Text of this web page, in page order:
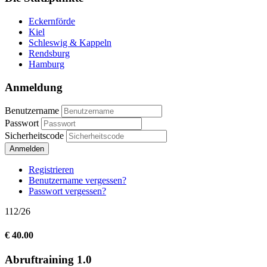
Eckernförde
Kiel
Schleswig & Kappeln
Rendsburg
Hamburg
Anmeldung
Benutzername
Passwort
Sicherheitscode
Anmelden
Registrieren
Benutzername vergessen?
Passwort vergessen?
112/26
€ 40.00
Abruftraining 1.0